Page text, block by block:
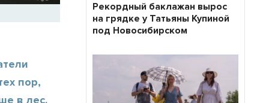
пор,
в лес.
Рекордный баклажан вырос
на грядке у Татьяны Купиной
под Новосибирском